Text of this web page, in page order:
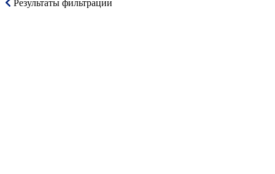
Результаты фильтрации